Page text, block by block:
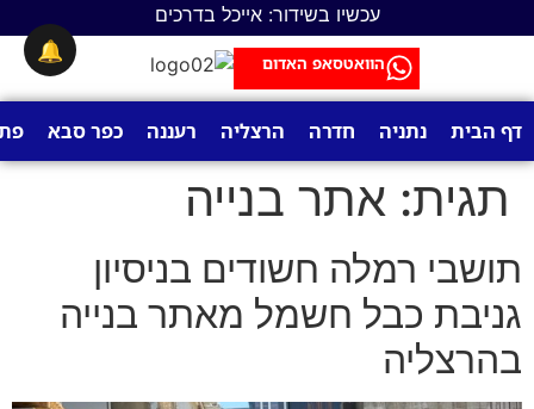
עכשיו בשידור: אייכל בדרכים
הוואטסאפ האדום
דף הבית נתניה חדרה הרצליה רעננה כפר סבא
תגית: אתר בנייה
תושבי רמלה חשודים בניסיון
גניבת כבל חשמל מאתר בנייה
בהרצליה
🔔